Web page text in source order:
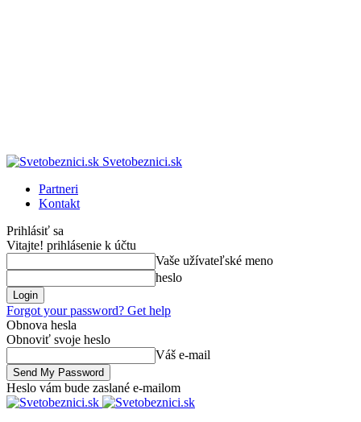
Svetobeznici.sk
Partneri
Kontakt
Prihlásiť sa
Vitajte! prihlásenie k účtu
Vaše užívateľské meno
heslo
Forgot your password? Get help
Obnova hesla
Obnoviť svoje heslo
Váš e-mail
Heslo vám bude zaslané e-mailom